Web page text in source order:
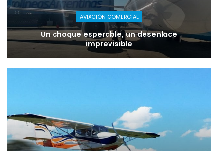
AVIACIÓN COMERCIAL
Un choque esperable, un desenlace
imprevisible